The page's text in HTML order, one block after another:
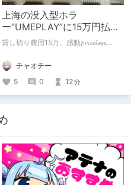
上海の没入型ホラ
ー”UMEPLAY”に15万円払っ
たら、2作品とも号泣した※
貸し切り費用15万、感動𝓹𝓻𝓲𝓬𝓮𝓵𝓮𝓼𝓼....
チャオチー
5
0 12分